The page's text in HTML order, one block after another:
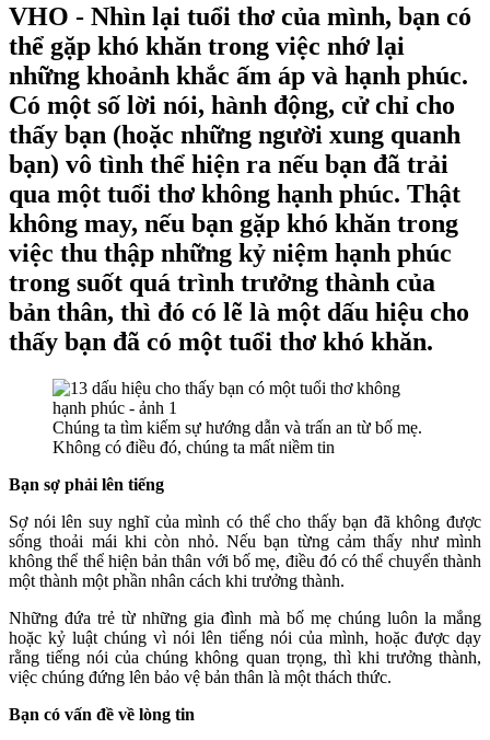
VHO - Nhìn lại tuổi thơ của mình, bạn có
thể gặp khó khăn trong việc nhớ lại
những khoảnh khắc ấm áp và hạnh phúc.
Có một số lời nói, hành động, cử chỉ cho
thấy bạn (hoặc những người xung quanh
bạn) vô tình thể hiện ra nếu bạn đã trải
qua một tuổi thơ không hạnh phúc. Thật
không may, nếu bạn gặp khó khăn trong
việc thu thập những kỷ niệm hạnh phúc
trong suốt quá trình trưởng thành của
bản thân, thì đó có lẽ là một dấu hiệu cho
thấy bạn đã có một tuổi thơ khó khăn.
Chúng ta tìm kiếm sự hướng dẫn và trấn an từ bố mẹ.
Không có điều đó, chúng ta mất niềm tin
Bạn sợ phải lên tiếng
Sợ nói lên suy nghĩ của mình có thể cho thấy bạn đã không được
sống thoải mái khi còn nhỏ. Nếu bạn từng cảm thấy như mình
không thể thể hiện bản thân với bố mẹ, điều đó có thể chuyển thành
một thành một phần nhân cách khi trưởng thành.
Những đứa trẻ từ những gia đình mà bố mẹ chúng luôn la mắng
hoặc kỷ luật chúng vì nói lên tiếng nói của mình, hoặc được dạy
rằng tiếng nói của chúng không quan trọng, thì khi trưởng thành,
việc chúng đứng lên bảo vệ bản thân là một thách thức.
Bạn có vấn đề về lòng tin